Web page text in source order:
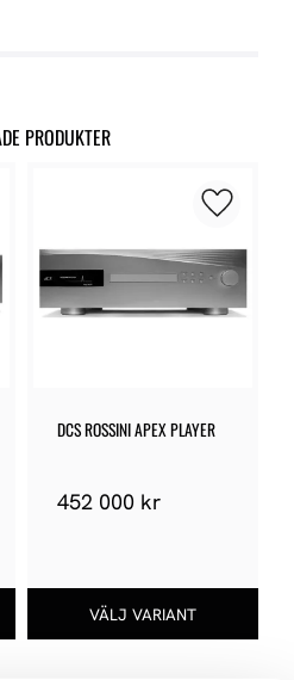
PRODUKTER
till i favoriter
DCS ROSSINI APEX PLAYER
452 000 kr
Lägg till